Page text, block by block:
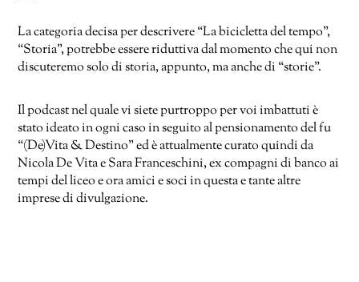
La categoria decisa per descrivere “La bicicletta del tempo”,
“Storia”, potrebbe essere riduttiva dal momento che qui non
discuteremo solo di storia, appunto, ma anche di “storie”.
Il podcast nel quale vi siete purtroppo per voi imbattuti è
stato ideato in ogni caso in seguito al pensionamento del fu
“(De)Vita & Destino” ed è attualmente curato quindi da
Nicola De Vita e Sara Franceschini, ex compagni di banco ai
tempi del liceo e ora amici e soci in questa e tante altre
imprese di divulgazione.